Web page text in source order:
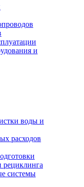
и
воды и
расходов
рециклинга
системы